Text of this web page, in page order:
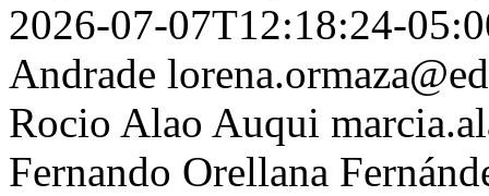
2026-07-07T12:18:24-
Andrade
Rocio Alao Auqui
Fernando Orellana